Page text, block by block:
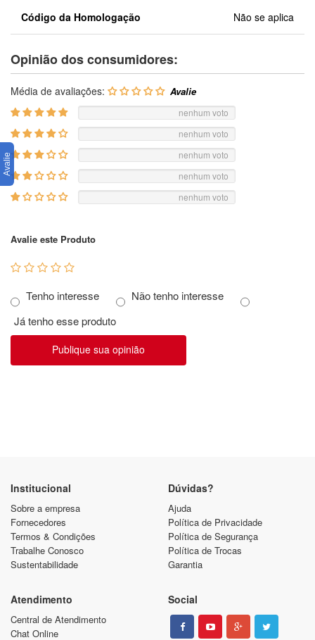
Código da Homologação Não se aplica
Opinião dos consumidores:
Média de avaliações:
nenhum voto
nenhum voto
nenhum voto
nenhum voto
nenhum voto
Avalie este Produto
Tenho interesse
Não tenho interesse
Já tenho esse produto
Publique sua opinião
Institucional
Sobre a empresa
Fornecedores
Termos & Condições
Trabalhe Conosco
Sustentabilidade
Dúvidas?
Ajuda
Política de Privacidade
Política de Segurança
Política de Trocas
Garantia
Atendimento
Central de Atendimento
Chat Online
Social